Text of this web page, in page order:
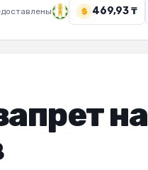
$ 469,93 ₸
на